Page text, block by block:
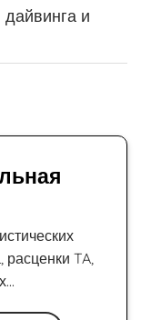
и
расценки TA,